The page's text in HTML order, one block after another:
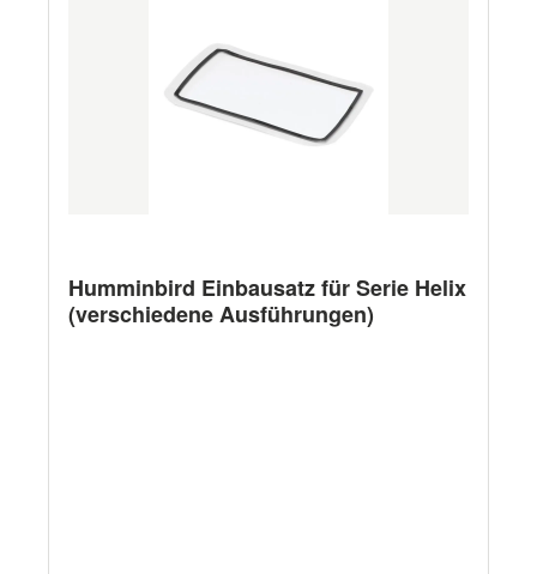
Humminbird Einbausatz für Serie Helix
(verschiedene Ausführungen)